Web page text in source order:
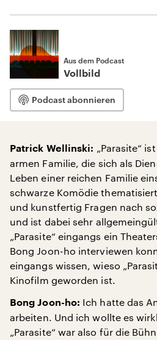
Aus dem Podcast
Vollbild
Podcast abonnieren
Patrick Wellinski: „Parasite“
armen Familie, die sich als
Leben einer reichen Familie
schwarze Komödie
und kunstfertig Fragen nach
und ist dabei sehr
„Parasite“ eingangs ein
Bong Joon-ho interviewen
eingangs wissen, wieso
Kinofilm geworden ist.
Bong Joon-ho: Ich hatte das
arbeiten. Und ich wollte es
„Parasite“ war also für die